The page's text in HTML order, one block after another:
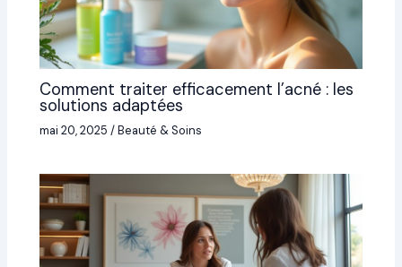
Comment traiter efficacement l’acné : les
solutions adaptées
mai 20, 2025/Beauté & Soins